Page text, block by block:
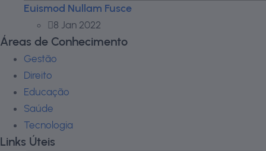
Euismod Nullam Fusce
8 Jan 2022
Áreas de Conhecimento
Gestão
Direito
Educação
Saúde
Tecnologia
Links Úteis